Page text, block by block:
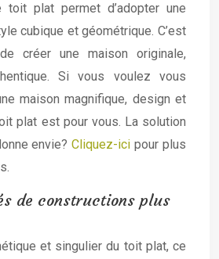
toit plat permet d’adopter une
cubique et géométrique. C’est
créer une maison originale,
Si vous voulez vous
maison magnifique, design et
plat est pour vous. La solution
envie?Cliquez-ici pour plus
de constructions plus
et singulier du toit plat, ce